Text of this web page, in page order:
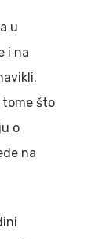
u
i na
tome što
o
na